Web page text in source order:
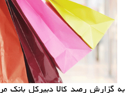
به گزارش رصد كالا دبیركل بانك